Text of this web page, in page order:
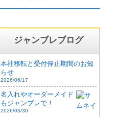
ジャンブレブログ
本社移転と受付停止期間のお知
らせ
2026/06/17
名入れやオーダーメイド
もジャンブレで！
2026/03/30